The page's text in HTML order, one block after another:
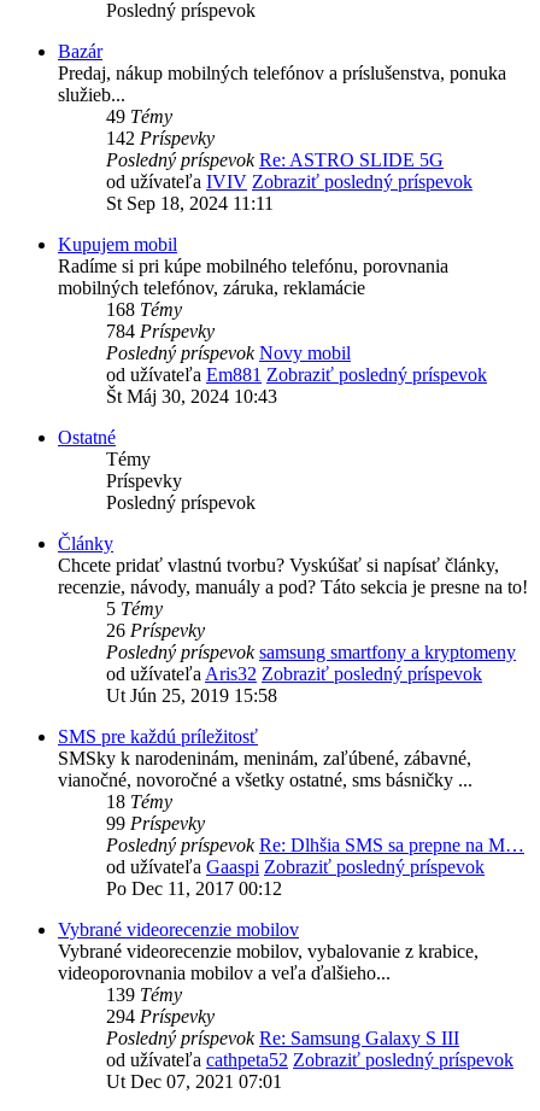
Posledný príspevok
Bazár
Predaj, nákup mobilných telefónov a príslušenstva, ponuka
služieb...
49 Témy
142 Príspevky
Posledný príspevok Re: ASTRO SLIDE 5G
od užívateľa IVIV Zobraziť posledný príspevok
St Sep 18, 2024 11:11
Kupujem mobil
Radíme si pri kúpe mobilného telefónu, porovnania
mobilných telefónov, záruka, reklamácie
168 Témy
784 Príspevky
Posledný príspevok Novy mobil
od užívateľa Em881 Zobraziť posledný príspevok
Št Máj 30, 2024 10:43
Ostatné
Témy
Príspevky
Posledný príspevok
Články
Chcete pridať vlastnú tvorbu? Vyskúšať si napísať články,
recenzie, návody, manuály a pod? Táto sekcia je presne na to!
5 Témy
26 Príspevky
Posledný príspevok samsung smartfony a kryptomeny
od užívateľaAris32 Zobraziť posledný príspevok
Ut Jún 25, 2019 15:58
SMS pre každú príležitosť
SMSky k narodeninám, meninám, zaľúbené, zábavné,
vianočné, novoročné a všetky ostatné, sms básničky ...
18 Témy
99 Príspevky
Posledný príspevok Re: Dlhšia SMS sa prepne na M…
od užívateľa Gaaspi Zobraziť posledný príspevok
Po Dec 11, 2017 00:12
Vybrané videorecenzie mobilov
Vybrané videorecenzie mobilov, vybalovanie z krabice,
videoporovnania mobilov a veľa ďalšieho...
139 Témy
294 Príspevky
Posledný príspevok Re: Samsung Galaxy S III
od užívateľa cathpeta52 Zobraziť posledný príspevok
Ut Dec 07, 2021 07:01